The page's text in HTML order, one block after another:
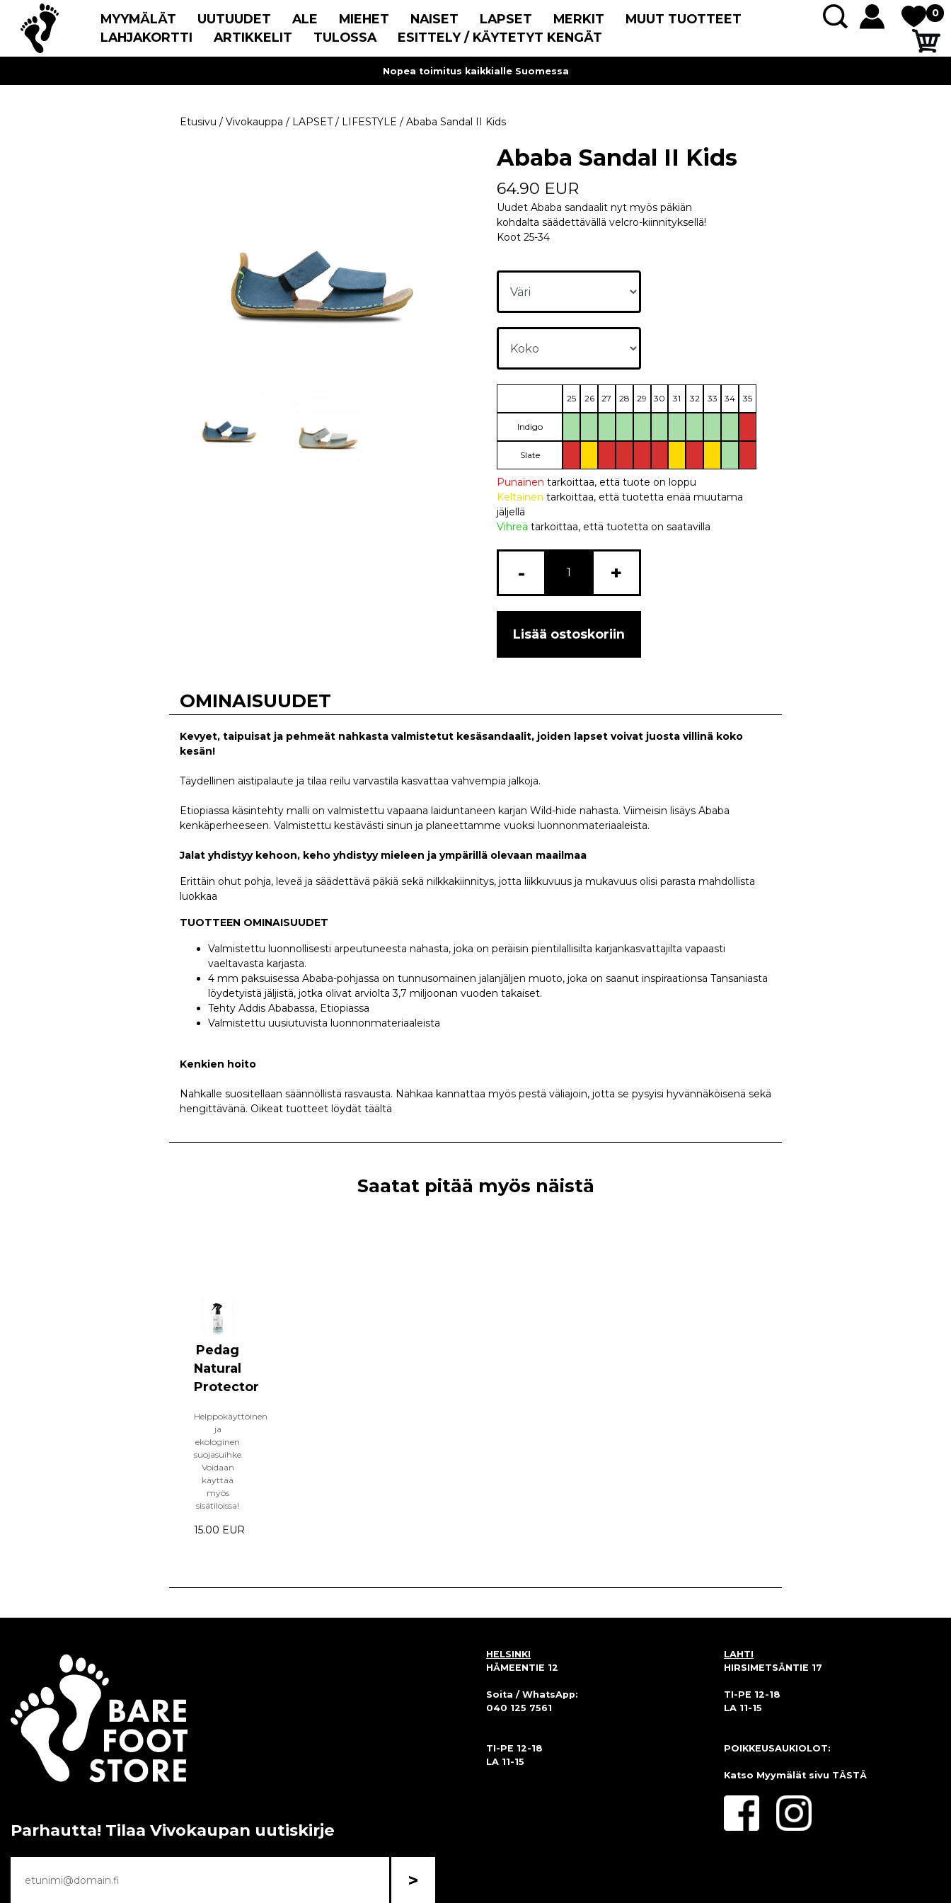
MYYMÄLÄT UUTUUDET ALE MIEHET NAISET LAPSET MERKIT
MUUT TUOTTEET
LAHJAKORTTI
ARTIKKELIT TULOSSA ESITTELY / KÄYTETYT KENGÄT
0
Nopea toimitus kaikkialle Suomessa
Etusivu / Vivokauppa / LAPSET/ LIFESTYLE / Ababa Sandal II Kids
Ababa Sandal II Kids
64.90 EUR
Uudet Ababa sandaalit nyt myös päkiän
kohdalta säädettävällä velcro-kiinnityksellä!
Koot 25-34
25 26 27 28 29 30 31 32 33 34 35
Indigo
Slate
Punainen tarkoittaa, että tuote on loppu
Keltainen tarkoittaa, että tuotetta enää muutama
jäljellä
Vihreä tarkoittaa, että tuotetta on saatavilla
- +
Lisää ostoskoriin
OMINAISUUDET
Kevyet, taipuisat ja pehmeät nahkasta valmistetut kesäsandaalit, joiden lapset voivat juosta villinä koko
kesän!
Täydellinen aistipalaute ja tilaa reilu varvastila kasvattaa vahvempia jalkoja.
Etiopiassa käsintehty malli on valmistettu vapaana laiduntaneen karjan Wild-hide nahasta. Viimeisin lisäys Ababa
kenkäperheeseen. Valmistettu kestävästi sinun ja planeettamme vuoksi luonnonmateriaaleista.
Jalat yhdistyy kehoon, keho yhdistyy mieleen ja ympärillä olevaan maailmaa
Erittäin ohut pohja, leveä ja säädettävä päkiä sekä nilkkakiinnitys, jotta liikkuvuus ja mukavuus olisi parasta mahdollista
luokkaa
TUOTTEEN OMINAISUUDET
Valmistettu luonnollisesti arpeutuneesta nahasta, joka on peräisin pientilallisilta karjankasvattajilta vapaasti
vaeltavasta karjasta.
4 mm paksuisessa Ababa-pohjassa on tunnusomainen jalanjäljen muoto, joka on saanut inspiraationsa Tansaniasta
löydetyistä jäljistä, jotka olivat arviolta 3,7 miljoonan vuoden takaiset.
Tehty Addis Ababassa, Etiopiassa
Valmistettu uusiutuvista luonnonmateriaaleista
Kenkien hoito
Nahkalle suositellaan säännöllistä rasvausta. Nahkaa kannattaa myös pestä väliajoin, jotta se pysyisi hyvännäköisenä sekä
hengittävänä. Oikeat tuotteet löydät täältä
Saatat pitää myös näistä
Pedag
Natural
Protector
Helppokäyttöinen
ja
ekologinen
suojasuihke.
Voidaan
käyttää
myös
sisätiloissa!
15.00 EUR
Parhautta! Tilaa Vivokaupan uutiskirje
>
HELSINKI
HÄMEENTIE 12
Soita / WhatsApp:
040 125 7561
TI-PE 12-18
LA 11-15
LAHTI
HIRSIMETSÄNTIE 17
TI-PE 12-18
LA 11-15
POIKKEUSAUKIOLOT:
Katso Myymälät sivu TÄSTÄ